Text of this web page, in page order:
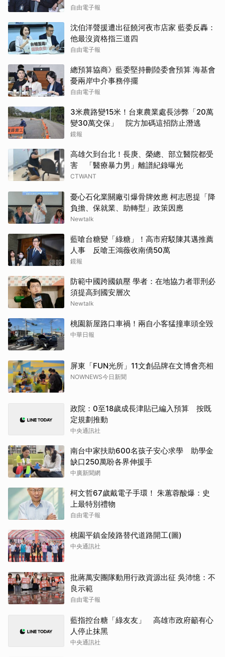
自由電子報
沈伯洋聲援遭出征饒河夜市店家 藍委反轟：
他最沒資格指三道四
自由電子報
總預算協商》藍委堅持刪陸委會預算 海基會
憂兩岸中介事務停擺
自由電子報
3米農路變15米！台東農業處長涉弊「20萬
變30萬交保」 院方加碼這招防止潛逃
鏡報
高雄欠到台北！長庚、榮總、部立醫院都受
害 「醫療暴力男」離譜紀錄曝光
CTWANT
憂心石化業關廠引爆骨牌效應 柯志恩提「降
負擔、保就業、助轉型」政策因應
Newtalk
藍嗆台糖變「綠糖」！高市府駁陳其邁推薦
人事 反嗆王鴻薇收南僑50萬
鏡報
防範中國跨國鎮壓 學者：在地協力者罪刑必
須提高到國安層次
Newtalk
桃園新屋路口車禍！兩自小客猛撞車頭全毀
中華日報
屏東「FUN光所」11文創品牌在文博會亮相
NOWNEWS今日新聞
政院：0至18歲成長津貼已編入預算 按既
定規劃推動
中央通訊社
南台中家扶助600名孩子安心求學 助學金
缺口250萬盼各界伸援手
中廣新聞網
柯文哲67歲戴電子手環！ 朱蕙蓉酸爆：史
上最特別禮物
自由電子報
桃園平鎮金陵路替代道路開工(圖)
中央通訊社
批蔣萬安團隊動用行政資源出征 吳沛憶：不
良示範
自由電子報
藍指控台糖「綠友友」 高雄市政府籲有心
人停止抹黑
中央通訊社